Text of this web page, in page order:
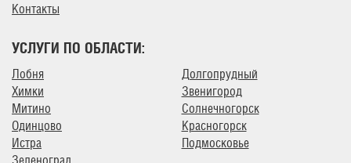
Контакты
УСЛУГИ ПО ОБЛАСТИ:
Лобня
Химки
Митино
Одинцово
Истра
Зеленоград
Долгопрудный
Звенигород
Солнечногорск
Красногорск
Подмосковье